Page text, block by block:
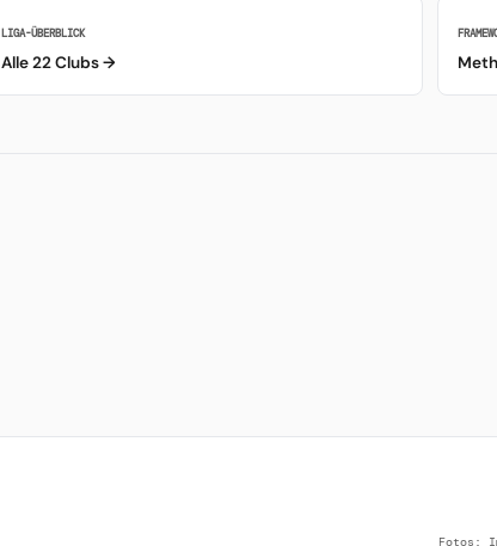
LIGA-ÜBERBLICK
Alle 22 Clubs →
Fotos: